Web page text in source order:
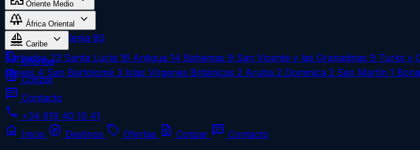
Oriente Medio
Omán 1
forest África Oriental expand_more
Zanzíbar 183 Kenia 80
sailing Caribe expand_more
Barbados 23 Santa Lucía 16 Antigua 14 Bahamas 9 San Vicente y las Granadinas 9 Turks y
Nieves 4 San Bartolomé 3 Islas Vírgenes Británicas 2 Aruba 2 Dominica 2 San Martín 1
local_offer Ofertas
request_quote Cotizar
chat Contacto
call +34 619 40 10 41
home Inicio explore Destinos local_offer Ofertas request_quote Cotizar chat Contacto